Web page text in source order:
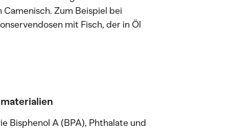
Zum Beispiel bei
mit Fisch, der in Öl
Bisphenol A (BPA), Phthalate und